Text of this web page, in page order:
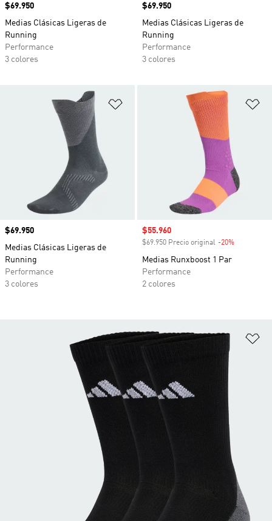
Precio
$69.950
Medias Clásicas Ligeras de
Running
Performance
3 colores
Precio
$69.950
Medias Clásicas Ligeras de
Running
Performance
3 colores
Añadir a la lista de deseos
Precio
$69.950
Medias Clásicas Ligeras de
Running
Performance
3 colores
Precio de venta
$55.960
$69.950 Precio original -20%
Medias Runxboost 1 Par
Performance
2 colores